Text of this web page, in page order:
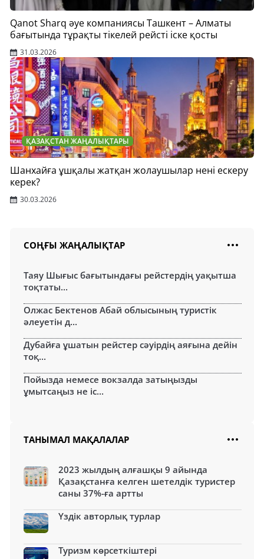
Qanot Sharq әуе компаниясы Ташкент – Алматы
бағытында тұрақты тікелей рейсті іске қосты
31.03.2026
ҚАЗАҚСТАН ЖАҢАЛЫҚТАРЫ
Шанхайға ұшқалы жатқан жолаушылар нені ескеру
керек?
30.03.2026
СОҢҒЫ ЖАҢАЛЫҚТАР
Таяу Шығыс бағытындағы рейстердің уақытша
тоқтаты...
Олжас Бектенов Абай облысының туристік
әлеуетін д...
Дубайға ұшатын рейстер сәуірдің аяғына дейін
тоқ...
Пойызда немесе вокзалда затыңызды
ұмытсаңыз не іс...
ТАНЫМАЛ МАҚАЛАЛАР
2023 жылдың алғашқы 9 айында
Қазақстанға келген шетелдік туристер
саны 37%-ға артты
Үздік авторлық турлар
Туризм көрсеткіштері